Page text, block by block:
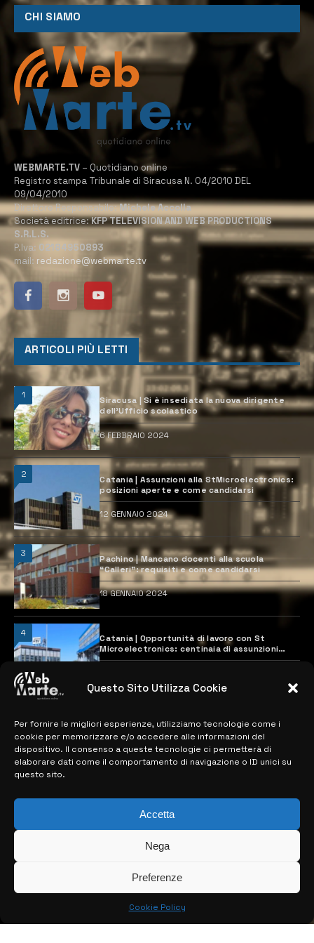
Questo Sito Utilizza Cookie
Per fornire le migliori esperienze, utilizziamo tecnologie come i
cookie per memorizzare e/o accedere alle informazioni del
dispositivo. Il consenso a queste tecnologie ci permetterà di
elaborare dati come il comportamento di navigazione o ID unici su
questo sito.
Accetta
Nega
Preferenze
Cookie Policy
CHI SIAMO
WEBMARTE.TV – Quotidiano online
Registro stampa Tribunale di Siracusa N. 04/2010 DEL
09/04/2010
Direttore Responsabile:Michele Accolla
Società editrice:KFP TELEVISION AND WEB PRODUCTIONS
S.R.L.S.
P.Iva: 02184950893
mail: redazione@webmarte.tv
ARTICOLI PIÙ LETTI
1
Siracusa | Si è insediata la nuova dirigente
dell’Ufficio scolastico
6 FEBBRAIO 2024
2
Catania | Assunzioni alla StMicroelectronics:
posizioni aperte e come candidarsi
12 GENNAIO 2024
3
Pachino | Mancano docenti alla scuola
“Calleri”: requisiti e come candidarsi
18 GENNAIO 2024
4
Catania | Opportunità di lavoro con St
Microelectronics: centinaia di assunzioni
previste
MAPPA DEL SITO
> NOTIZIE